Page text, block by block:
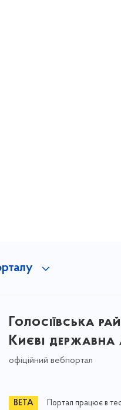
Голосіївська
Києві державна
офіційний вебпортал
Портал працює в